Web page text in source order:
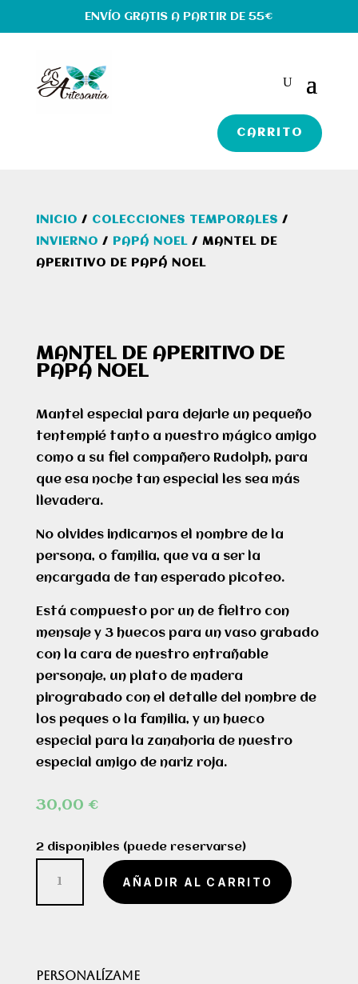
ENVÍO GRATIS A PARTIR DE 55€
CARRITO
INICIO / COLECCIONES TEMPORALES /
INVIERNO / PAPÁ NOEL/ MANTEL DE
APERITIVO DE PAPÁ NOEL
MANTEL DE APERITIVO DE
PAPÁ NOEL
Mantel especial para dejarle un pequeño
tentempié tanto a nuestro mágico amigo
como a su fiel compañero Rudolph, para
que esa noche tan especial les sea más
llevadera.
No olvides indicarnos el nombre de la
persona, o familia, que va a ser la
encargada de tan esperado picoteo.
Está compuesto por un de fieltro con
mensaje y 3 huecos para un vaso grabado
con la cara de nuestro entrañable
personaje, un plato de madera
pirograbado con el detalle del nombre de
los peques o la familia, y un hueco
especial para la zanahoria de nuestro
especial amigo de nariz roja.
30,00 €
2 disponibles (puede reservarse)
Noel
AÑADIR AL CARRITO
PERSONALÍZAME